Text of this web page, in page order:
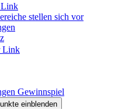
Link
stellen sich vor
Link
Gewinnspiel
einblenden